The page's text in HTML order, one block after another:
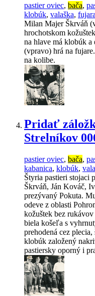
pastier oviec, bača,
klobúk, valaška, fujara
Milan Majer Škrváň
hrochotskom
na hlave má klobúk a
(vpravo) hrá na
na kolibe.
Pridať
Strelníkov
pastier oviec, bača,
kabanica, klobúk,
Štyria pastieri stojaci
Škrváň, Ján Kováč,
prezývaný Pokuta.
odeve z oblasti
kožuštek bez
biela košeľa s
prehodená cez
klobúk založený
pastiersky oporný i